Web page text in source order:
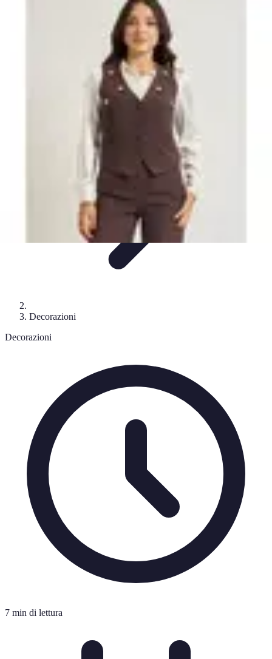
Creatività TutorialDecorazioni
Decorazioni
Decorazioni
7 min di lettura